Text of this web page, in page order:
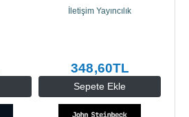
Sepete Ekle
İletişim Yayıncılık
348,60TL